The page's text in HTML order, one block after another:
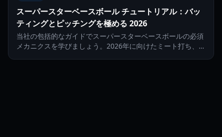
スーパースターベースボール チュートリアル：バッ
ティングとピッチングを極める 2026
当社の包括的なガイドでスーパースターベースボールの必須
メカニクスを学びましょう。2026年に向けたミート打ち、強